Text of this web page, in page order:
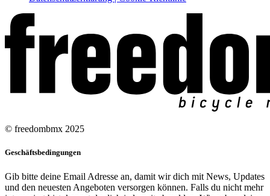
© freedombmx 2025
Geschäftsbedingungen
Gib bitte deine Email Adresse an, damit wir dich mit News, Updates
und den neuesten Angeboten versorgen können. Falls du nicht mehr